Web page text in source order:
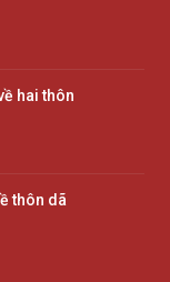
hai thôn
thôn dã